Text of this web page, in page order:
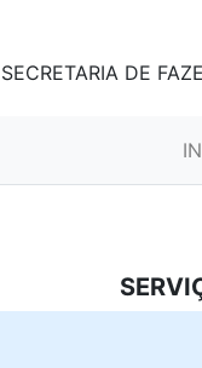
SECRETARIA DE